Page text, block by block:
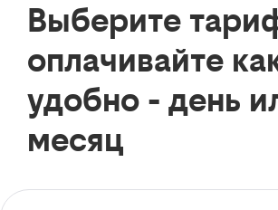
Выберите
оплачивайте
удобно - день
месяц